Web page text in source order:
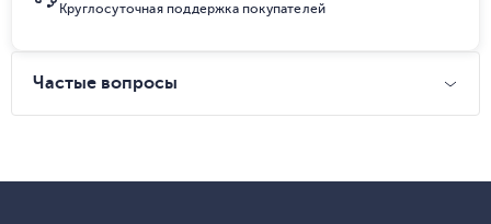
Круглосуточная поддержка покупателей
Частые вопросы